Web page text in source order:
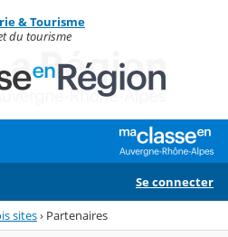
& Tourisme
du tourisme
Se connecter
sites› Partenaires